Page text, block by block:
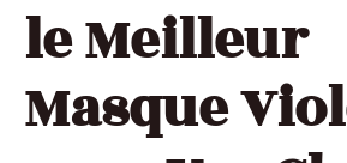
le Meilleur
Masque